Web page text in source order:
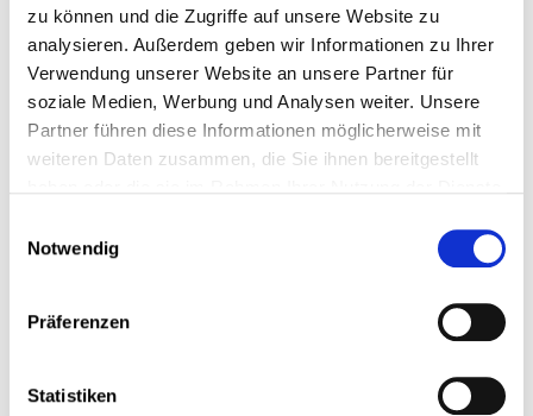
zu können und die Zugriffe auf unsere Website zu
analysieren. Außerdem geben wir Informationen zu Ihrer
Verwendung unserer Website an unsere Partner für
soziale Medien, Werbung und Analysen weiter. Unsere
Partner führen diese Informationen möglicherweise mit
weiteren Daten zusammen, die Sie ihnen bereitgestellt
Notwendig
Präferenzen
Statistiken
Alle Jahre
29 März 2021